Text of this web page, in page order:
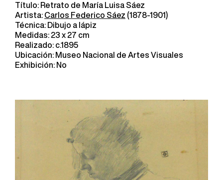
Título: Retrato de María Luisa Sáez
Artista: Carlos Federico Sáez (1878-1901)
Técnica: Dibujo a lápiz
Medidas: 23 x 27 cm
Realizado: c.1895
Ubicación: Museo Nacional de Artes Visuales
Exhibición: No